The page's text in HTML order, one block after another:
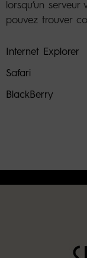
lorsqu’un
pouvez trouver
Internet Explorer
Safari
BlackBerry